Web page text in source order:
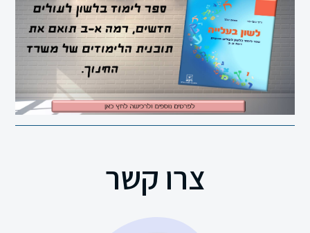
סדרת
תנך
מחשב
ספרי
צרו קשר